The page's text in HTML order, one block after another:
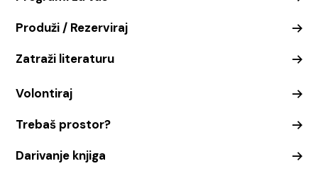
Produži / Rezerviraj
Zatraži literaturu
Volontiraj
Trebaš prostor?
Darivanje knjiga